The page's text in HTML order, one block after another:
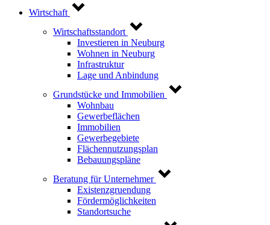
Wirtschaft
Wirtschaftsstandort
Investieren in Neuburg
Wohnen in Neuburg
Infrastruktur
Lage und Anbindung
Grundstücke und Immobilien
Wohnbau
Gewerbeflächen
Immobilien
Gewerbegebiete
Flächennutzungsplan
Bebauungspläne
Beratung für Unternehmer
Existenzgruendung
Fördermöglichkeiten
Standortsuche